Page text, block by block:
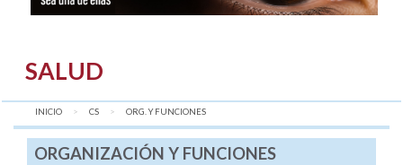
SALUD
INICIO CS AQUÍ:
ORG. Y FUNCIONES
ORGANIZACIÓN Y FUNCIONES